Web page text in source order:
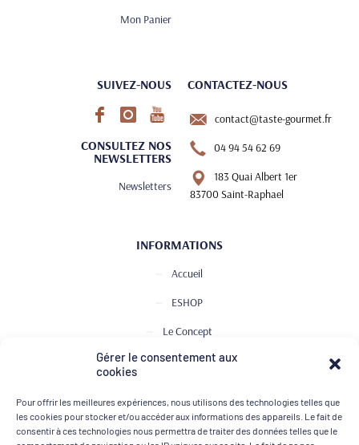
Gérer le consentement aux
cookies
Pour offrir les meilleures expériences, nous utilisons des technologies telles que
les cookies pour stocker et/ou accéder aux informations des appareils. Le fait de
consentir à ces technologies nous permettra de traiter des données telles que le
Mon Panier
SUIVEZ-NOUS
CONSULTEZ NOS
NEWSLETTERS
Newsletters
CONTACTEZ-NOUS
contact@taste-gourmet.fr
04 94 54 62 69
183 Quai Albert 1er
83700 Saint-Raphael
INFORMATIONS
Accueil
ESHOP
Le Concept
Club de Dégustation
Contact